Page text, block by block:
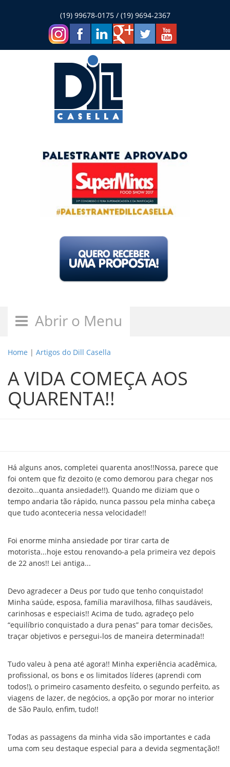
(19) 99678-0175 / (19) 9694-2367
Abrir o Menu
Home | Artigos do Dill Casella
A VIDA COMEÇA AOS
QUARENTA!!
Há alguns anos, completei quarenta anos!!Nossa, parece que
foi ontem que fiz dezoito (e como demorou para chegar nos
dezoito...quanta ansiedade!!). Quando me diziam que o
tempo andaria tão rápido, nunca passou pela minha cabeça
que tudo aconteceria nessa velocidade!!
Foi enorme minha ansiedade por tirar carta de
motorista...hoje estou renovando-a pela primeira vez depois
de 22 anos!! Lei antiga...
Devo agradecer a Deus por tudo que tenho conquistado!
Minha saúde, esposa, família maravilhosa, filhas saudáveis,
carinhosas e especiais!! Acima de tudo, agradeço pelo
“equilíbrio conquistado a dura penas” para tomar decisões,
traçar objetivos e persegui-los de maneira determinada!!
Tudo valeu à pena até agora!! Minha experiência acadêmica,
profissional, os bons e os limitados líderes (aprendi com
todos!), o primeiro casamento desfeito, o segundo perfeito, as
viagens de lazer, de negócios, a opção por morar no interior
de São Paulo, enfim, tudo!!
Todas as passagens da minha vida são importantes e cada
uma com seu destaque especial para a devida segmentação!!